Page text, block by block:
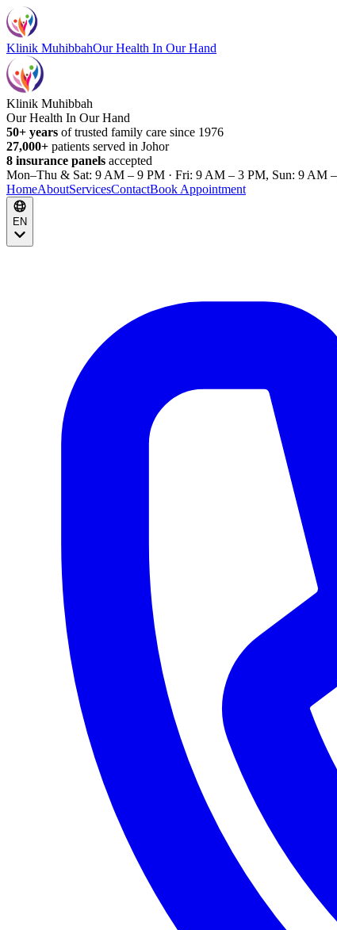
Klinik MuhibbahOur Health In Our Hand
Klinik Muhibbah
Our Health In Our Hand
50+ years of trusted family care since 1976
27,000+ patients served in Johor
8 insurance panels accepted
Mon–Thu & Sat: 9 AM – 9 PM · Fri: 9 AM – 3 PM, Sun: 9 AM
HomeAboutServicesContactBook Appointment
EN